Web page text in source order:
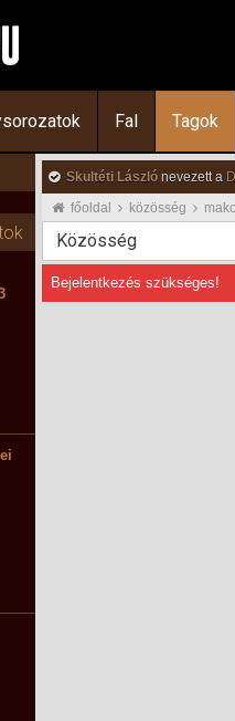
Fal Tagok
Skultéti Lászlónevezett a
főoldal
közösség
Közösség
Bejelentkezés szükséges!